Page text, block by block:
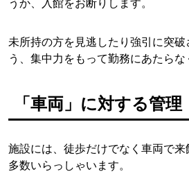
うか、入館をお断りします。
未所持の方を見逃したり強引に突破
う、集中力をもって勤務にあたらな
「車両」に対する管理
施設には、徒歩だけでなく車両で
多数いらっしゃいます。